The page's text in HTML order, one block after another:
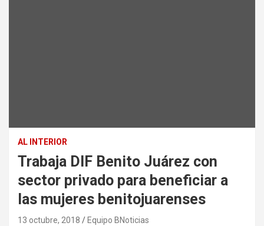
AL INTERIOR
Trabaja DIF Benito Juárez con
sector privado para beneficiar a
las mujeres benitojuarenses
13 octubre, 2018 Equipo BNoticias